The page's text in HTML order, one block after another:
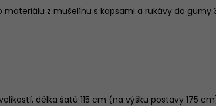
materiálu z mušelínu s kapsami a rukávy do gumy
délka šatů 115 cm (na výšku postavy 175